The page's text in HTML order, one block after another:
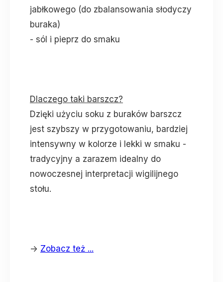
jabłkowego (do zbalansowania słodyczy
buraka)
- sól i pieprz do smaku
Dlaczego taki barszcz?
Dzięki użyciu soku z buraków barszcz
jest szybszy w przygotowaniu, bardziej
intensywny w kolorze i lekki w smaku -
tradycyjny a zarazem idealny do
nowoczesnej interpretacji wigilijnego
stołu.
-> Zobacz też ...